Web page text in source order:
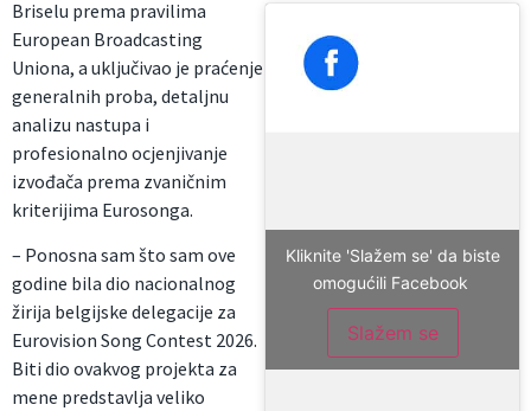
Briselu prema pravilima
European Broadcasting
Uniona, a uključivao je praćenje
generalnih proba, detaljnu
analizu nastupa i
profesionalno ocjenjivanje
izvođača prema zvaničnim
kriterijima Eurosonga.
– Ponosna sam što sam ove
godine bila dio nacionalnog
žirija belgijske delegacije za
Eurovision Song Contest 2026.
Biti dio ovakvog projekta za
mene predstavlja veliko
izlazu iz BiH, evo
Kliknite 'Slažem se' da biste
omogućili Facebook
Slažem se